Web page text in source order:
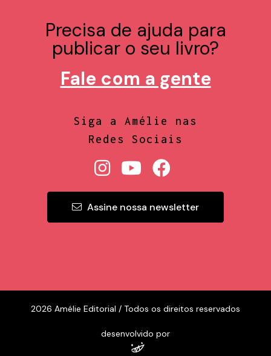
Precisa de ajuda para
publicar o seu livro?
Fale com a gente
Siga a Amélie nas
Redes Sociais
Assine nossa newsletter
2026 Amélie Editorial / Todos os direitos reservados
desenvolvido por